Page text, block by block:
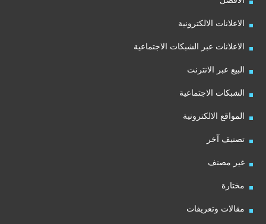
الاعلانات الالكترونية
الاعلانات عبر الشبكات الاجتماعية
البيع عبر الانترنت
الشبكات الاجتماعية
المواقع الالكترونية
تصنيف آخر
غير مصنف
مختارة
مقالات وتعريفات